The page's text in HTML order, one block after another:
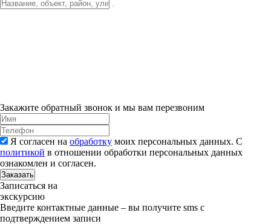
Закажите обратный звонок и мы вам перезвоним
Я согласен на обработку моих персональных данных. С
политикой в отношении обработки персональных данных
ознакомлен и согласен.
Заказать
Записаться на
экскурсию
Введите контактные данные – вы получите sms с
подтверждением записи